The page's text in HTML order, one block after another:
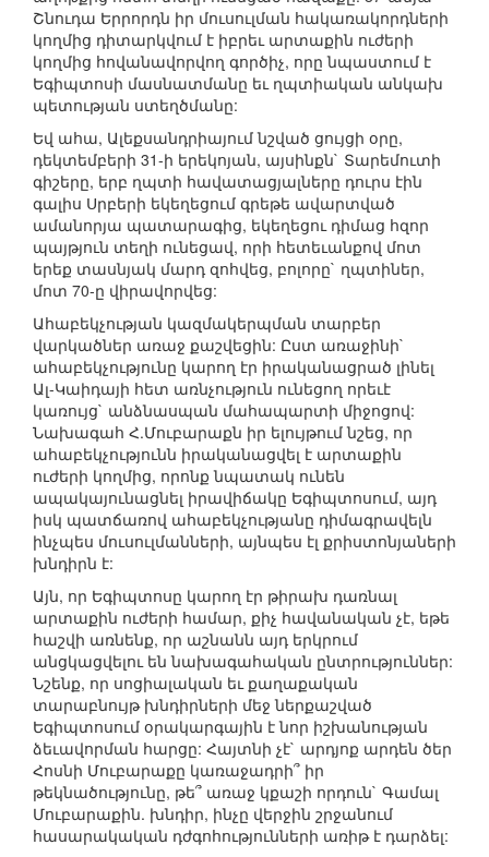
Շնուդա Երրորդն իր մուսուլման հակառակորդների
կողմից դիտարկվում է իբրեւ արտաքին ուժերի
կողմից հովանավորվող գործիչ, որը նպաստում է
Եգիպտոսի մասնատմանը եւ ղպտիական անկախ
պետության ստեղծմանը:
Եվ ահա, Ալեքսանդրիայում նշված ցույցի օրը,
դեկտեմբերի 31-ի երեկոյան, այսինքն` Տարեմուտի
գիշերը, երբ ղպտի հավատացյալները դուրս էին
գալիս Սրբերի եկեղեցում գրեթե ավարտված
ամանորյա պատարագից, եկեղեցու դիմաց հզոր
պայթյուն տեղի ունեցավ, որի հետեւանքով մոտ
երեք տասնյակ մարդ զոհվեց, բոլորը` ղպտիներ,
մոտ 70-ը վիրավորվեց:
Ահաբեկչության կազմակերպման տարբեր
վարկածներ առաջ քաշվեցին: Ըստ առաջինի`
ահաբեկչությունը կարող էր իրականացրած լինել
Ալ-Կաիդայի հետ առնչություն ունեցող որեւէ
կառույց` անձնասպան մահապարտի միջոցով:
Նախագահ Հ.Մուբարաքն իր ելույթում նշեց, որ
ահաբեկչությունն իրականացվել է արտաքին
ուժերի կողմից, որոնք նպատակ ունեն
ապակայունացնել իրավիճակը Եգիպտոսում, այդ
իսկ պատճառով ահաբեկչությանը դիմագրավելն
ինչպես մուսուլմանների, այնպես էլ քրիստոնյաների
խնդիրն է:
Այն, որ Եգիպտոսը կարող էր թիրախ դառնալ
արտաքին ուժերի համար, քիչ հավանական չէ, եթե
հաշվի առնենք, որ աշնանն այդ երկրում
անցկացվելու են նախագահական ընտրություններ:
Նշենք, որ սոցիալական եւ քաղաքական
տարաբնույթ խնդիրների մեջ ներքաշված
Եգիպտոսում օրակարգային է նոր իշխանության
ձեւավորման հարցը: Հայտնի չէ` արդյոք արդեն ծեր
Հոսնի Մուբարաքը կառաջադրի՞ իր
թեկնածությունը, թե՞ առաջ կքաշի որդուն` Գամալ
Մուբարաքին. խնդիր, ինչը վերջին շրջանում
հասարակական դժգոհությունների առիթ է դարձել: